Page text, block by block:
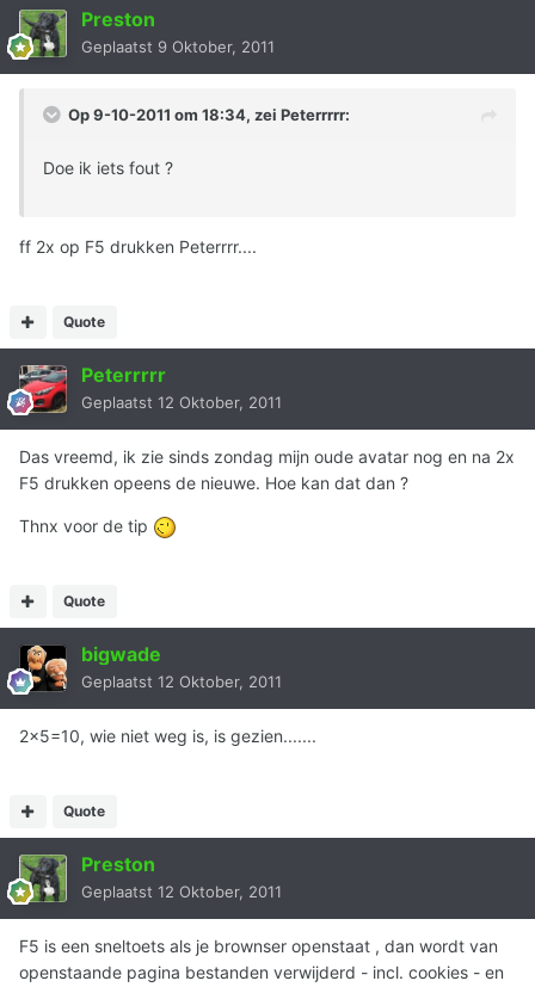
Preston
Geplaatst 9 Oktober, 2011
Op 9-10-2011 om 18:34, zei Peterrrrr:
Doe ik iets fout ?
ff 2x op F5 drukken Peterrrr....
Quote
Peterrrrr
Geplaatst 12 Oktober, 2011
Das vreemd, ik zie sinds zondag mijn oude avatar nog en na 2x
F5 drukken opeens de nieuwe. Hoe kan dat dan ?
Thnx voor de tip
Quote
bigwade
Geplaatst 12 Oktober, 2011
2x5=10, wie niet weg is, is gezien.......
Quote
Preston
Geplaatst 12 Oktober, 2011
F5 is een sneltoets als je brownser openstaat , dan wordt van
openstaande pagina bestanden verwijderd - incl. cookies - en